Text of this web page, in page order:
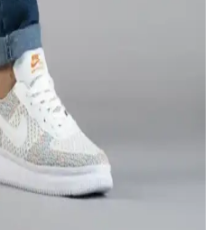
Siyah Slim Fit
Esnek ve Şık Tasarım
ve elastan içeriğiyle rahatlık
uygun hafifliği ve modern
için ideal.
Kot Pantolon
özellikleri, kullanıcı
ve rahatlık arayanlar için